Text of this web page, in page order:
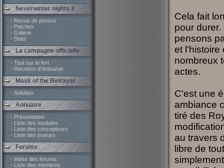
Neverwinter nights 2
- Revue de presse
- Patches
- Galerie
- Stats
La campagne officielle
- Tout sur le fort
- Recettes d'Artisanat
Mask of the Betrayer
- Solution
Annuaire
- Présentation
- Liste des modules
- Liste des concepteurs
- Liste des joueurs
Forums
- Index des forums
- Liste des membres
Cela fait
pour
pensons
et l'histoire
nombreux
actes.
C'est une
ambiance
tiré des
au travers
libre de